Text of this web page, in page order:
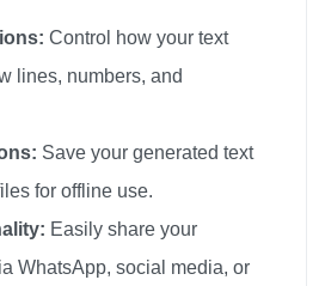
Control how your text
lines, numbers, and
Save your generated text
for offline use.
Easily share your
WhatsApp, social media, or